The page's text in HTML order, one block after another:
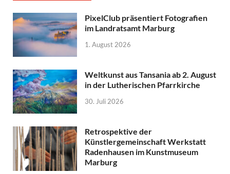
PixelClub präsentiert Fotografien
im Landratsamt Marburg
1. August 2026
Weltkunst aus Tansania ab 2. August
in der Lutherischen Pfarrkirche
30. Juli 2026
Retrospektive der
Künstlergemeinschaft Werkstatt
Radenhausen im Kunstmuseum
Marburg